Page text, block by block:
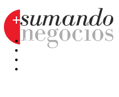
Hoy
Mercatips